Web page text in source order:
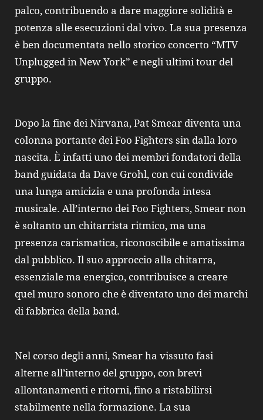
palco, contribuendo a dare maggiore solidità e
potenza alle esecuzioni dal vivo. La sua presenza
è ben documentata nello storico concerto “MTV
Unplugged in New York” e negli ultimi tour del
gruppo.
Dopo la fine dei Nirvana, Pat Smear diventa una
colonna portante dei Foo Fighters sin dalla loro
nascita. È infatti uno dei membri fondatori della
band guidata da Dave Grohl, con cui condivide
una lunga amicizia e una profonda intesa
musicale. All’interno dei Foo Fighters, Smear non
è soltanto un chitarrista ritmico, ma una
presenza carismatica, riconoscibile e amatissima
dal pubblico. Il suo approccio alla chitarra,
essenziale ma energico, contribuisce a creare
quel muro sonoro che è diventato uno dei marchi
di fabbrica della band.
Nel corso degli anni, Smear ha vissuto fasi
alterne all’interno del gruppo, con brevi
allontanamenti e ritorni, fino a ristabilirsi
stabilmente nella formazione. La sua